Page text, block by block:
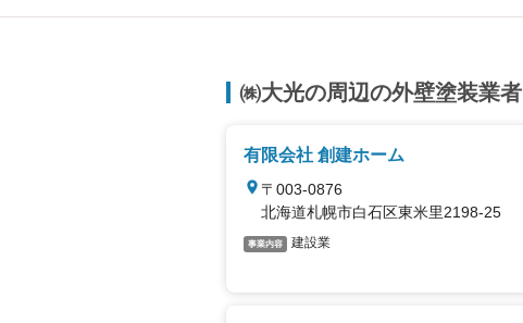
㈱大光の周辺の外壁塗装業者
有限会社 創建ホーム
〒003-0876
北海道札幌市白石区東米里2198-25
事業内容 建設業